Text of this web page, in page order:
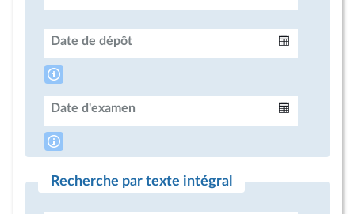
Date de dépôt
Date d'examen
Recherche par texte intégral